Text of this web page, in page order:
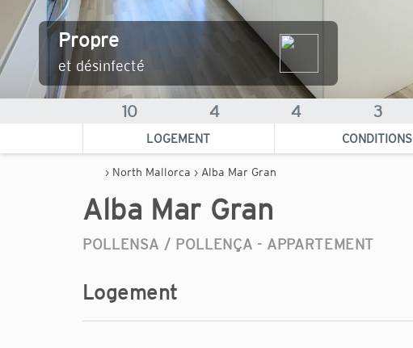
Propre
et désinfecté
10 4 4 3
LOGEMENT CONDITIONS
› North Mallorca › Alba Mar Gran
Alba Mar Gran
POLLENSA / POLLENÇA - APPARTEMENT
Logement